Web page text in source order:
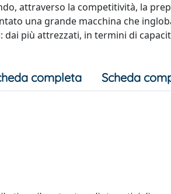
attraverso la competitività, la
una grande macchina che
dai più attrezzati, in termini di
completa Scheda